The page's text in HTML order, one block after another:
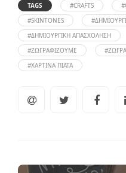
TAGS #CRAFTS
#SKINTONES
#ΔΗΜΙΟΥΡΓΙΚΉ ΑΠΑΣΧΌΛΗΣΗ
#ΖΩΓΡΑΦΊΖΟΥΜΕ
#ΧΆΡΤΙΝΑ ΠΙΆΤΑ